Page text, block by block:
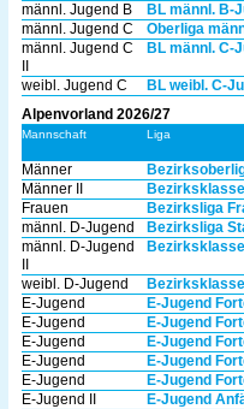
männl. Jugend B
BL männl. B-
männl. Jugend C
Oberliga
männl. Jugend C
BL männl. C-
weibl. Jugend C
BL weibl. C-
Alpenvorland 2026/27
Mannschaft Liga
Männer
Männer II
Frauen
Bezirksliga
männl. D-Jugend
Bezirksliga
männl. D-Jugend
weibl. D-Jugend
E-Jugend
E-Jugend
E-Jugend
E-Jugend
E-Jugend
E-Jugend
E-Jugend
E-Jugend
E-Jugend
E-Jugend
E-Jugend II
E-Jugend